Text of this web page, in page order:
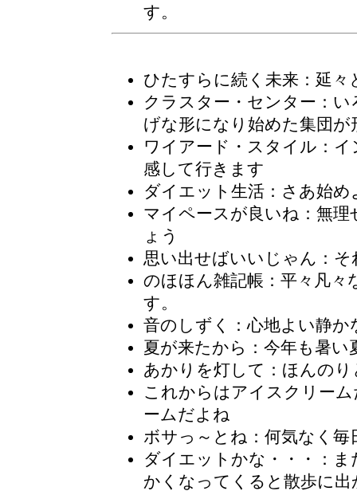
す。
ひたすらに続く未来：延
クラスター・センター ：
げな形になり始めた集団が
ワイアード・スタイル：
感して行きます
ダイエット生活：さあ始
マイペースが良いね ：無
ょう
思い出せばいいじゃん：
のほほん雑記帳：平々凡
す。
音のしずく：心地よい静か
夏が来たから：今年も暑い
あかりを灯して：ほんの
これからはアイスクリー
ームだよね
ボサっ～とね：何気なく
ダイエットかな・・・
：
かくなってくると散歩に